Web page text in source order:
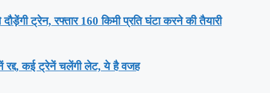
ट्रेन, रफ्तार 160 किमी प्रति घंटा करने की तैयारी
रद्द, कई ट्रेनें चलेंगी लेट, ये है वजह